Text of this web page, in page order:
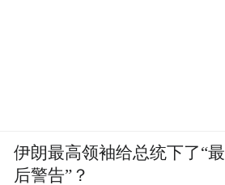
伊朗最高领袖给总统下了“最
后警告”？